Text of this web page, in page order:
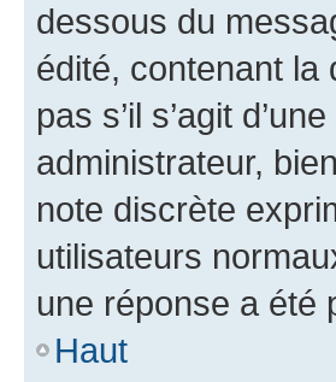
dessous du
édité, contenant la
pas s’il s’agit
administrateur,
note discrète
utilisateurs
une réponse a été
Haut